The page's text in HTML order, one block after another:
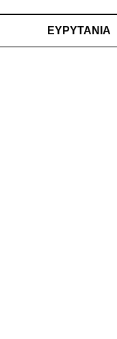
ΕΥΡΥΤΑΝΙΑ